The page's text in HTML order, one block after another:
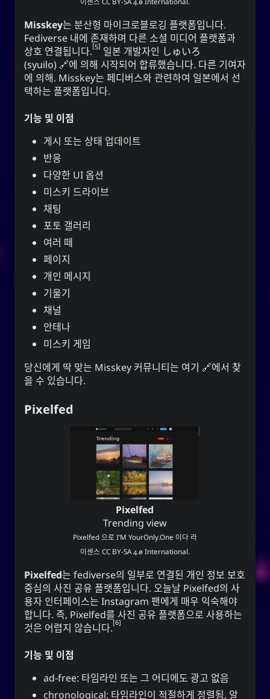
Misskey는 분산형 마이크로블로깅 플랫폼입니다.
Fediverse 내에 존재하며 다른 소셜 미디어 플랫폼과
상호 연결됩니다. 5 일본 개발자인 しゅいろ
(syuilo)
에 의해 시작되어 합류했습니다. 다른 기여자
에 의해. Misskey는 페디버스와 관련하여 일본에서 선
택하는 플랫폼입니다.
기능 및 이점
게시 또는 상태 업데이트
반응
다양한 UI 옵션
미스키 드라이브
채팅
포토 갤러리
여러 떼
페이지
개인 메시지
기울기
채널
안테나
미스키 게임
당신에게 딱 맞는 Misskey 커뮤니티는 여기
에서 찾
을 수 있습니다.
Pixelfed
Pixelfed
Trending view
Pixelfed으로 I’M YourOnly.One 이다 라
이센스 CC BY-SA 4.0 International.
Pixelfed는 fediverse의 일부로 연결된 개인 정보 보호
중심의 사진 공유 플랫폼입니다. 오늘날 Pixelfed의 사
용자 인터페이스는 Instagram 팬에게 매우 익숙해야
합니다. 즉, Pixelfed를 사진 공유 플랫폼으로 사용하는
것은 어렵지 않습니다. 6
기능 및 이점
ad-free: 타임라인 또는 그 어디에도 광고 없음
chronological: 타임라인이 적절하게 정렬됨, 알